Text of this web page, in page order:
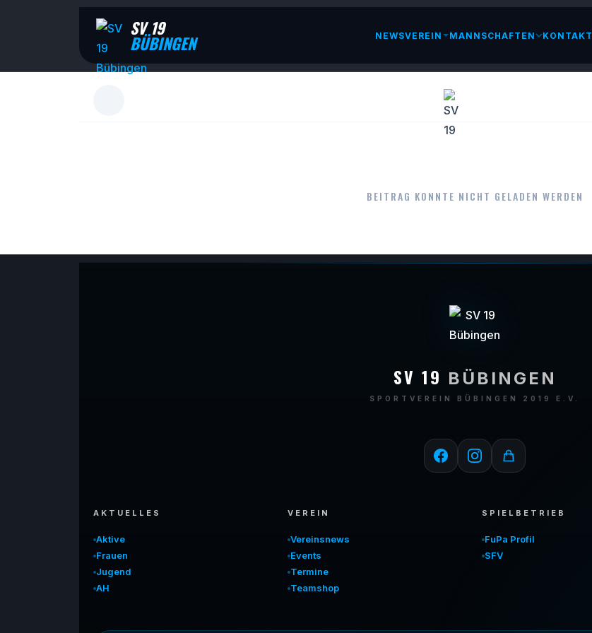
SV 19
BÜBINGEN NEWSVEREIN MANNSCHAFTEN KONTAKT
BEITRAG KONNTE NICHT GELADEN WERDEN
SV 19 BÜBINGEN
SPORTVEREIN BÜBINGEN 2019 E.V.
AKTUELLES
Aktive
Frauen
Jugend
AH
VEREIN
Vereinsnews
Events
Termine
Teamshop
SPIELBETRIEB
FuPa Profil
SFV